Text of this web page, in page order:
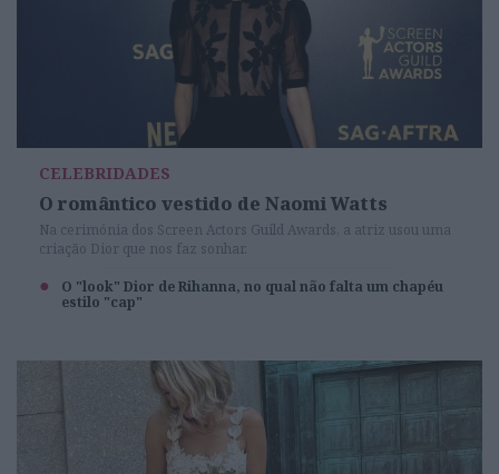
CELEBRIDADES
O romântico vestido de Naomi Watts
Na cerimónia dos Screen Actors Guild Awards, a atriz usou uma
criação Dior que nos faz sonhar.
O "look" Dior de Rihanna, no qual não falta um chapéu
estilo "cap"